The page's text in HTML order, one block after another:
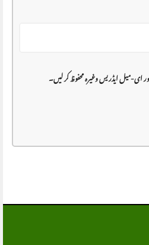
ای-میل ایڈریس وغیرہ محفوظ کر لیں۔